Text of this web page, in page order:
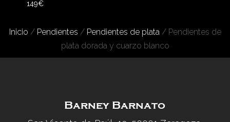
149€
Inicio / Pendientes / Pendientes de plata/ Pendientes de
plata dorada y cuarzo blanco
Barney Barnato